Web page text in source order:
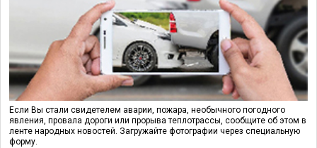
Если Вы стали свидетелем аварии, пожара, необычного погодного
явления, провала дороги или прорыва теплотрассы, сообщите об этом в
ленте народных новостей. Загружайте фотографии через специальную
форму.